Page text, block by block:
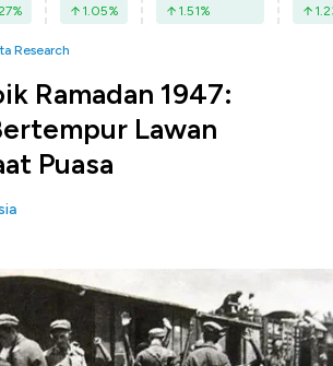
% 1.05% 1.51%
Research
Ramadan 1947:
Lawan
Puasa